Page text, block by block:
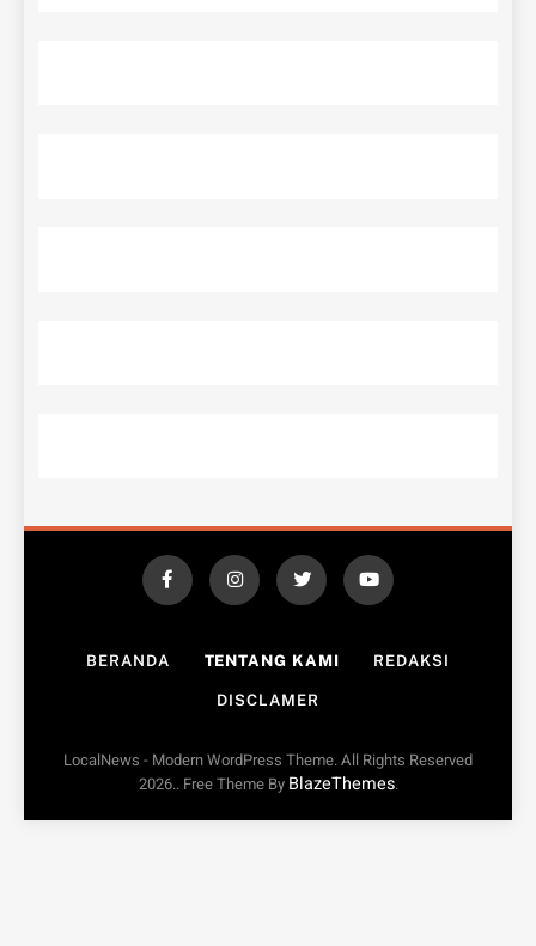
BERANDA TENTANG KAMI REDAKSI
DISCLAMER
LocalNews - Modern WordPress Theme. All Rights Reserved
2026.. Free Theme By BlazeThemes.